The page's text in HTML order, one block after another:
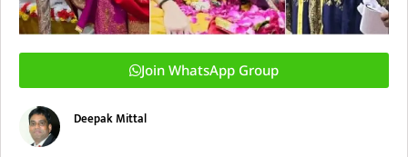
Join WhatsApp Group
Deepak Mittal